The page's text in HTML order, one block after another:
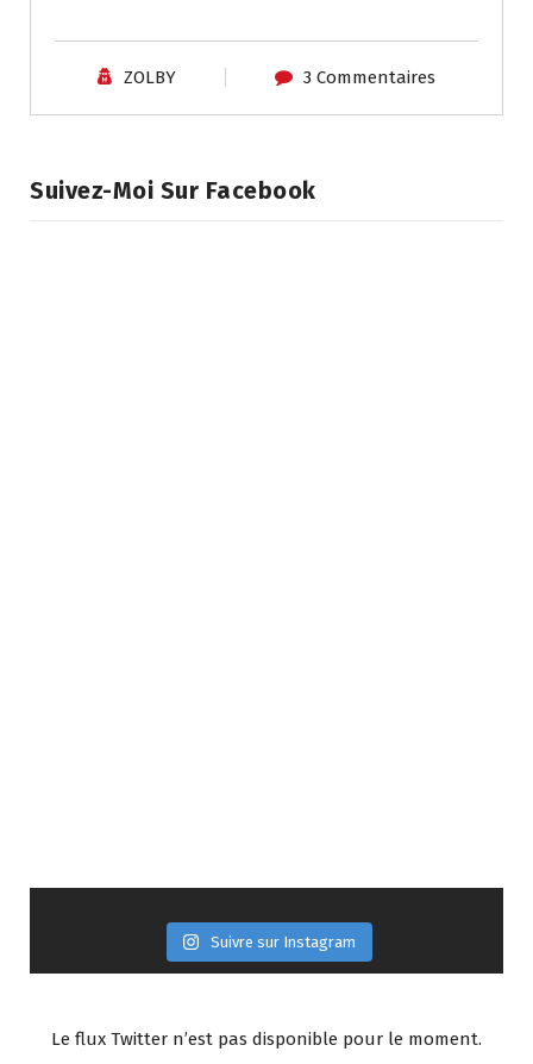
ZOLBY 3 Commentaires
Suivez-Moi Sur Facebook
Suivre sur Instagram
Le flux Twitter n’est pas disponible pour le moment.